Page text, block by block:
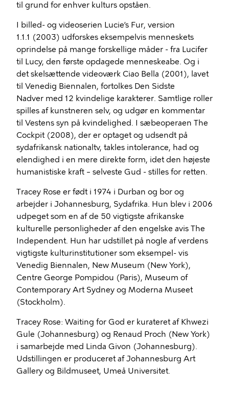
til grund for enhver kulturs opståen.
I billed- og videoserien Lucie’s Fur, version
1.1.1 (2003) udforskes eksempelvis menneskets
oprindelse på mange forskellige måder - fra Lucifer
til Lucy, den første opdagede menneskeabe. Og i
det skelsættende videoværk Ciao Bella (2001), lavet
til Venedig Biennalen, fortolkes Den Sidste
Nadver med 12 kvindelige karakterer. Samtlige roller
spilles af kunstneren selv, og udgør en kommentar
til Vestens syn på kvindelighed. I sæbeoperaen The
Cockpit (2008), der er optaget og udsendt på
sydafrikansk nationaltv, takles intolerance, had og
elendighed i en mere direkte form, idet den højeste
humanistiske kraft – selveste Gud - stilles for retten.
Tracey Rose er født i 1974 i Durban og bor og
arbejder i Johannesburg, Sydafrika. Hun blev i 2006
udpeget som en af de 50 vigtigste afrikanske
kulturelle personligheder af den engelske avis The
Independent. Hun har udstillet på nogle af verdens
vigtigste kulturinstitutioner som eksempel- vis
Venedig Biennalen, New Museum (New York),
Centre George Pompidou (Paris), Museum of
Contemporary Art Sydney og Moderna Museet
(Stockholm).
Tracey Rose: Waiting for God er kurateret af Khwezi
Gule (Johannesburg) og Renaud Proch (New York)
i samarbejde med Linda Givon (Johannesburg).
Udstillingen er produceret af Johannesburg Art
Gallery og Bildmuseet, Umeå Universitet.